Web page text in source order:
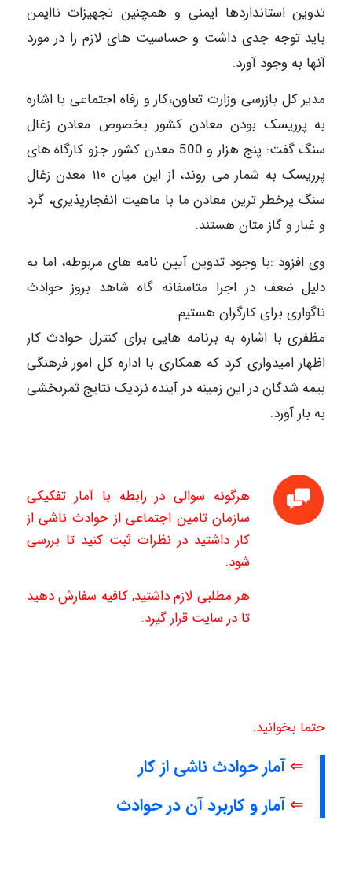
تدوین استانداردها ایمنی و همچنین تجهیزات ناایمن
باید توجه جدی داشت و حساسیت های لازم را در مورد
آنها به وجود آورد.
مدیر کل بازرسی وزارت تعاون،کار و رفاه اجتماعی با اشاره
به پرریسک بودن معادن کشور بخصوص معادن زغال
سنگ گفت: پنج هزار و 500 معدن کشور جزو کارگاه های
پرریسک به شمار می روند، از این میان ١١٠ معدن زغال
سنگ پرخطر ترین معادن ما با ماهیت انفجارپذیری، گرد
و غبار و گاز متان هستند.
وی افزود :با وجود تدوین آیین نامه های مربوطه، اما به
دلیل ضعف در اجرا متاسفانه گاه شاهد بروز حوادث
ناگواری برای کارگران هستیم.
مظفری با اشاره به برنامه هایی برای کنترل حوادث کار
اظهار امیدواری کرد که همکاری با اداره کل امور فرهنگی
بیمه شدگان در این زمینه در آینده نزدیک نتایج ثمربخشی
به بار آورد.
هرگونه سوالی در رابطه با آمار تفکیکی
سازمان تامین اجتماعی از حوادث ناشی از
کار داشتید در نظرات ثبت کنید تا بررسی
شود.
هر مطلبی لازم داشتید, کافیه سفارش دهید
تا در سایت قرار گیرد.
حتما بخوانید:
⇐آمار حوادث ناشی از کار
⇐آمار و کاربرد آن در حوادث